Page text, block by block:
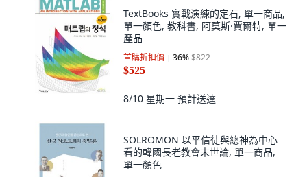
TextBooks 實戰演練的定石, 單一商品,
單一顏色, 教科書, 阿莫斯·賈爾特, 單一
產品
首購折扣價 36%$822
$525
8/10 星期一 預計送達
SOLROMON 以平信徒與總神為中心
看的韓國長老教會末世論, 單一商品,
單一顏色